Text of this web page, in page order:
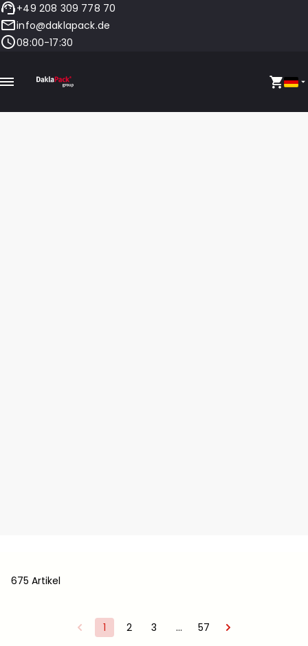
+49 208 309 778 70
info@daklapack.de
08:00-17:30
675 Artikel
1 2 3 … 57